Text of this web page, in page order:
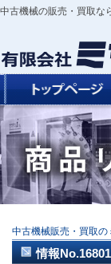
中古機械の販売・買取な
中古機械販売・買取
情報